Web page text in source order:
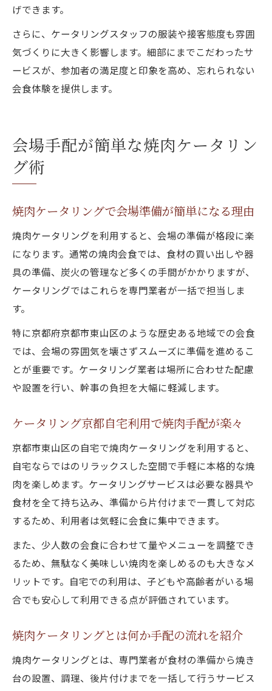
げできます。
さらに、ケータリングスタッフの服装や接客態度も雰囲
気づくりに大きく影響します。細部にまでこだわったサ
ービスが、参加者の満足度と印象を高め、忘れられない
会食体験を提供します。
会場手配が簡単な焼肉ケータリン
グ術
焼肉ケータリングで会場準備が簡単になる理由
焼肉ケータリングを利用すると、会場の準備が格段に楽
になります。通常の焼肉会食では、食材の買い出しや器
具の準備、炭火の管理など多くの手間がかかりますが、
ケータリングではこれらを専門業者が一括で担当しま
す。
特に京都府京都市東山区のような歴史ある地域での会食
では、会場の雰囲気を壊さずスムーズに準備を進めるこ
とが重要です。ケータリング業者は場所に合わせた配慮
や設置を行い、幹事の負担を大幅に軽減します。
ケータリング京都自宅利用で焼肉手配が楽々
京都市東山区の自宅で焼肉ケータリングを利用すると、
自宅ならではのリラックスした空間で手軽に本格的な焼
肉を楽しめます。ケータリングサービスは必要な器具や
食材を全て持ち込み、準備から片付けまで一貫して対応
するため、利用者は気軽に会食に集中できます。
また、少人数の会食に合わせて量やメニューを調整でき
るため、無駄なく美味しい焼肉を楽しめるのも大きなメ
リットです。自宅での利用は、子どもや高齢者がいる場
合でも安心して利用できる点が評価されています。
焼肉ケータリングとは何か手配の流れを紹介
焼肉ケータリングとは、専門業者が食材の準備から焼き
台の設置、調理、後片付けまでを一括して行うサービス